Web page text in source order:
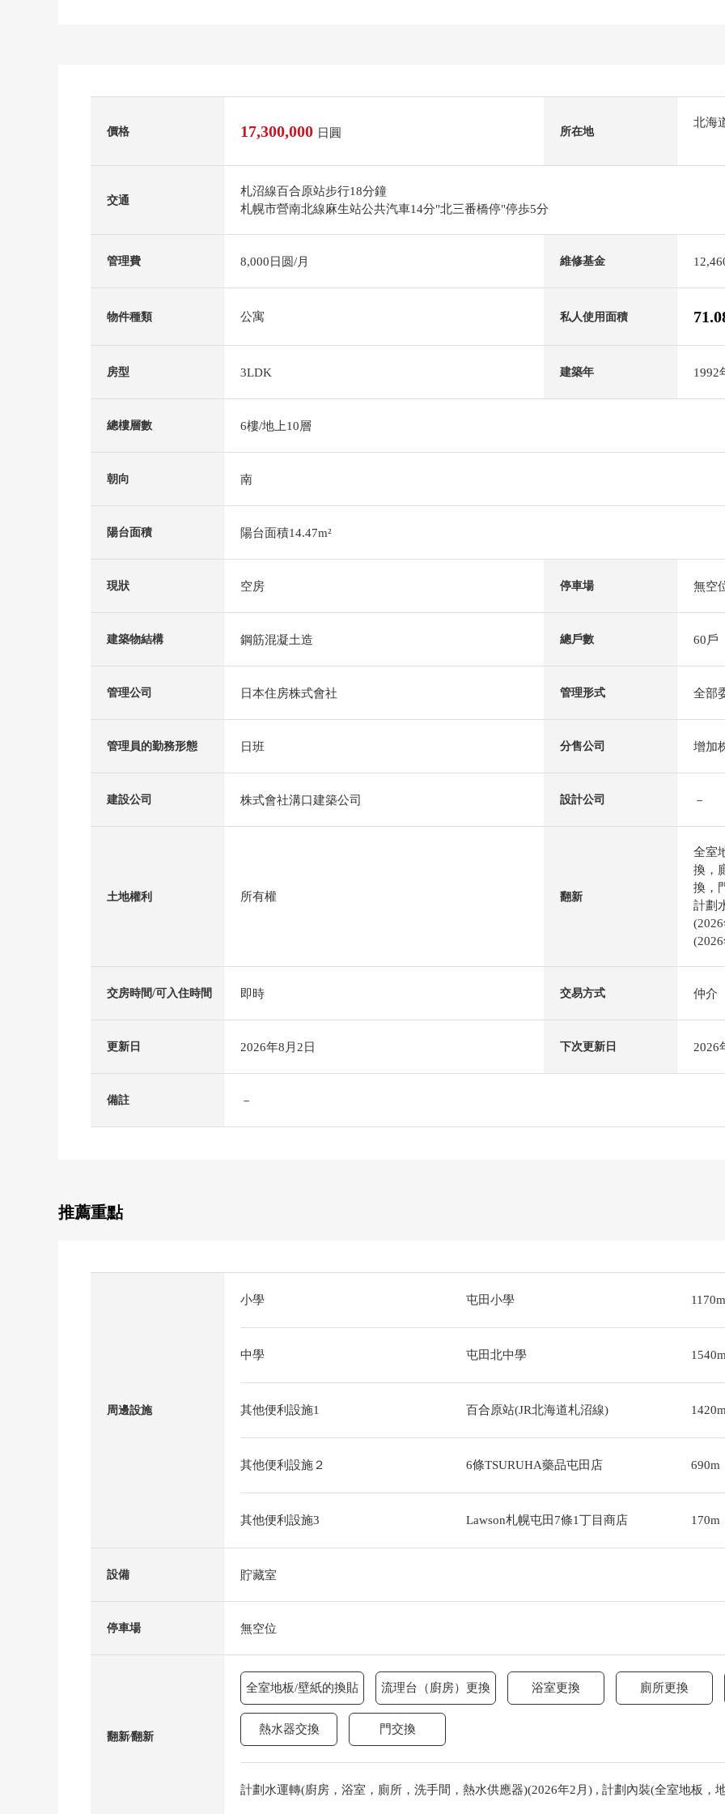
價格 17,300,000 日圓 所在地
北海
交通
札沼線百合原站步行18分鐘
札幌市營南北線麻生站公共汽車14分"北三番橋停"停歩5分
管理費 8,000日圆/月 維修基金
物件種類 公寓 私人使用面積
房型 3LDK 建築年 1992
總樓層數 6樓/地上10層
朝向 南
陽台面積 陽台面積14.47m²
現狀 空房 停車場 無空
建築物結構 鋼筋混凝土造 總戶數 60戶
管理公司 日本住房株式會社 管理形式 全部
管理員的勤務形態 日班 分售公司 增加
建設公司 株式會社溝口建築公司 設計公司 －
土地權利 所有權 翻新
全室
換，
換，
計劃
交房時間/可入住時間 即時 交易方式 仲介
更新日 2026年8月2日 下次更新日 2026
備註 －
推薦重點
周邊設施
小學 屯田小學 1170m
中學 屯田北中學 1540m
其他便利設施1 百合原站(JR北海道札沼線) 1420m
其他便利設施２ 6條TSURUHA藥品屯田店 690m
其他便利設施3 Lawson札幌屯田7條1丁目商店 170m
設備 貯藏室
停車場 無空位
翻新⁄翻新
全室地板/壁紙的換貼 流理台（廚房）更換 浴室更換 廁所更換
熱水器交換 門交換
計劃水運轉(廚房，浴室，廁所，洗手間，熱水供應器)(2026年2月) , 計劃內裝(全室地板，